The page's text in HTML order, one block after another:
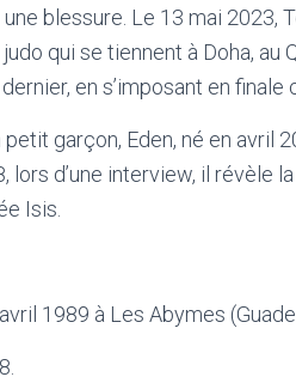
blessure. Le 13 mai 2023,
qui se tiennent à Doha, au
en s’imposant en finale
petit garçon, Eden, né en avril
d’une interview, il révèle
Isis.
1989 à Les Abymes